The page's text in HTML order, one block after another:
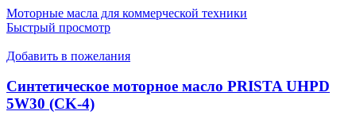
Моторные масла для коммерческой техники
Быстрый просмотр
Добавить в пожелания
Синтетическое моторное масло PRISTA UHPD
5W30 (CK-4)